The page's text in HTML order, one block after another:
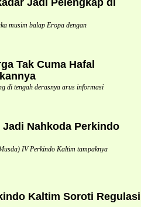
musim balap Eropa dengan
Tak Cuma Hafal
di tengah derasnya arus informasi
Nahkoda Perkindo
IV Perkindo Kaltim tampaknya
Kaltim Soroti Regulasi